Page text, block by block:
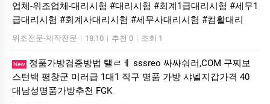
업체-위조업체-대리시험 #대리시험 #회계1급대리시험 #세무1
급대리시험 #회계사대리시험 #세무사대리시험 #컴활대리
위조전문-제작전문 | 18:10 | 추천 0 | 조회 1
New
정품가방검증방법 탤ㄹㅔ sssreo 싸싸숴러,COM 구찌보
스턴백 평창군 미러급 1대1 직구 명품 가방 샤넬지갑가격 40
대남성명품가방추천 FGK